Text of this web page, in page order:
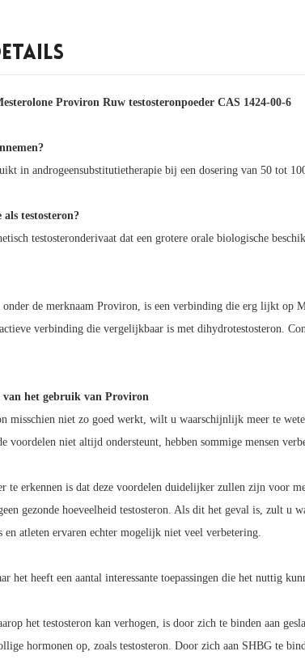
Proviron Ruw testosteronpoeder CAS 1424-00-6
in androgeensubstitutietherapie bij een dosering van 50 tot
als testosteron?
testosteronderivaat dat een grotere orale biologische
de merknaam Proviron, is een verbinding die erg lijkt op
verbinding die vergelijkbaar is met dihydrotestosteron.
van het gebruik van Proviron
misschien niet zo goed werkt, wilt u waarschijnlijk meer te
voordelen niet altijd ondersteunt, hebben sommige mensen
te erkennen is dat deze voordelen duidelijker zullen zijn voor
gezonde hoeveelheid testosteron. Als dit het geval is, zult u
atleten ervaren echter mogelijk niet veel verbetering.
het heeft een aantal interessante toepassingen die het nuttig
het testosteron kan verhogen, is door zich te binden aan
hormonen op, zoals testosteron. Door zich aan SHBG te